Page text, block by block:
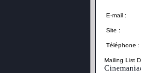
E-mail :
Site :
Téléphone :
Mailing List